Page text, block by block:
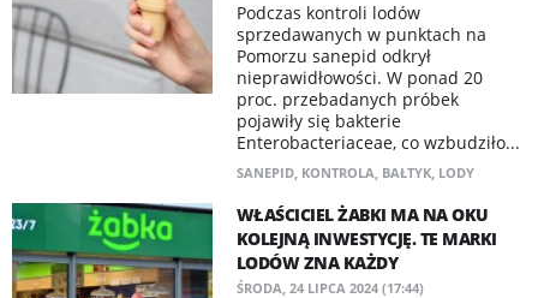
Podczas kontroli lodów
sprzedawanych w punktach na
Pomorzu sanepid odkrył
nieprawidłowości. W ponad 20
proc. przebadanych próbek
pojawiły się bakterie
Enterobacteriaceae, co wzbudziło...
SANEPID, KONTROLA, BAŁTYK, LODY
WŁAŚCICIEL ŻABKI MA NA OKU
KOLEJNĄ INWESTYCJĘ. TE MARKI
LODÓW ZNA KAŻDY
ŚRODA, 24 LIPCA 2024 (17:44)